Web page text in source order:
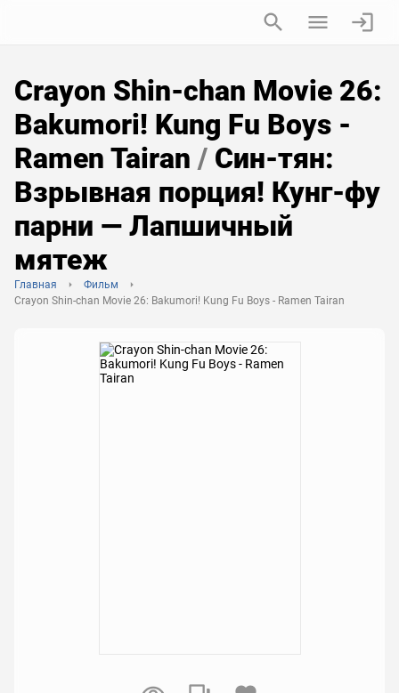
Crayon Shin-chan Movie 26:
Bakumori! Kung Fu Boys -
Ramen Tairan / Син-тян:
Взрывная порция! Кунг-фу
парни — Лапшичный
мятеж
Главная
Фильм
Crayon Shin-chan Movie 26: Bakumori! Kung Fu Boys - Ramen Tairan